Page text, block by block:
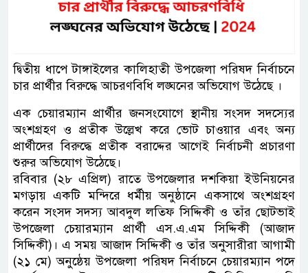
দ্বিতীয় ধাপে টাঙ্গাইলের কালিহাতী উপজেলা পরিষদ নির্বাচনে
চার প্রার্থীর বিরুদ্ধে আচরণবিধি লঙ্ঘনের অভিযোগ উঠেছে ।
এক চেয়ারম্যান প্রার্থীর জনসংযোগে স্থানীয় সংসদ সদস্যের
অংশগ্রহণ ও প্রতীক উল্লেখ করে ভোট চাওয়ার এবং অন্য
প্রার্থীদের বিরুদ্ধে প্রতীক বরাদ্দের আগেই নির্বাচনী প্রচারণা
শুরুর অভিযোগ উঠেছে।
রবিবার (২৮ এপ্রিল) রাতে উপজেলার দশকিয়া ইউনিয়নের
মগড়ায় একটি মন্দিরে ধর্মীয় অনুষ্ঠানে একসাথে অংশগ্রহণ
করেন সংসদ সদস্য আবদুল লতিফ সিদ্দিকী ও তাঁর ছোটভাই
উপজেলা চেয়ারম্যান প্রার্থী এস.এ.এম সিদ্দিকী (আজাদ
সিদ্দিকী)। এ সময় আজাদ সিদ্দিকী ও তাঁর অনুসারীরা আগামী
(২১ মে) অনুষ্ঠেয় উপজেলা পরিষদ নির্বাচনে চেয়ারম্যান পদে